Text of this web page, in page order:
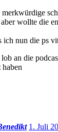
wollte die
ich nun die ps
lob an die
haben
1. Juli